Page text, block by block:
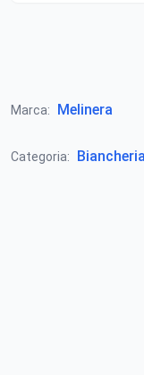
Marca: Melinera
Categoria: